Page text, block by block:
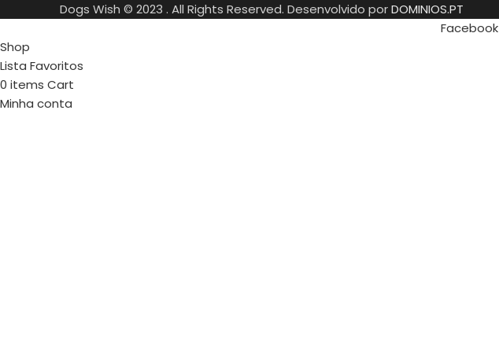
Dogs Wish © 2023 . All Rights Reserved. Desenvolvido porDOMINIOS.PT
Facebook
Shop
Lista Favoritos
0 items Cart
Minha conta